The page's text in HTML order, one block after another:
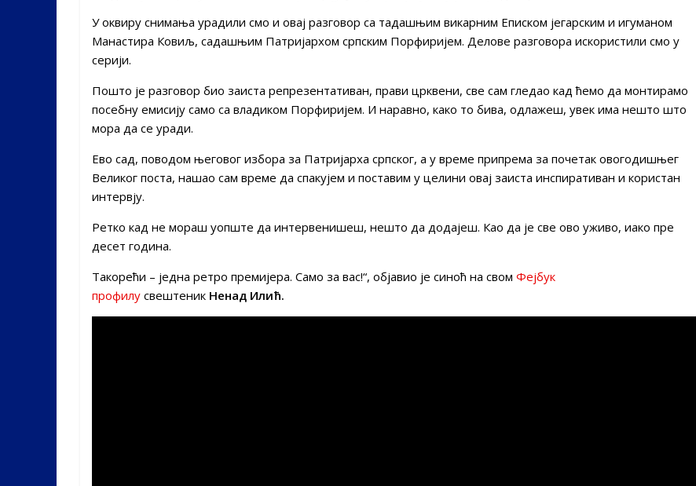
У оквиру снимања урадили смо и овај разговор са тадашњим викарним Еписком јегарским и игуманом
Манастира Ковиљ, садашњим Патријархом српским Порфиријем. Делове разговора искористили смо у
серији.
Пошто је разговор био заиста репрезентативан, прави црквени, све сам гледао кад ћемо да монтирамо
посебну емисију само са владиком Порфиријем. И наравно, како то бива, одлажеш, увек има нешто што
мора да се уради.
Ево сад, поводом његовог избора за Патријарха српског, а у време припрема за почетак овогодишњег
Великог поста, нашао сам време да спакујем и поставим у целини овај заиста инспиративан и користан
интервју.
Ретко кад не мораш уопште да интервенишеш, нешто да додајеш. Као да је све ово уживо, иако пре
десет година.
Такорећи – једна ретро премијера. Само за вас!“, објавио је синоћ на свом Фејбук
профилу свештеник Ненад Илић.